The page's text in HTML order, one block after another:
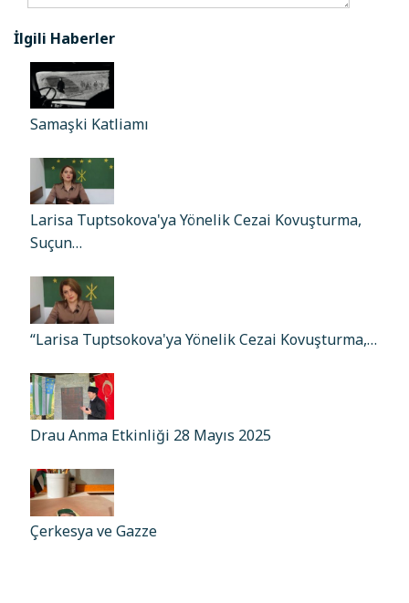
İlgili Haberler
Samaşki Katliamı
Larisa Tuptsokova'ya Yönelik Cezai Kovuşturma,
Suçun…
“Larisa Tuptsokova'ya Yönelik Cezai Kovuşturma,…
Drau Anma Etkinliği 28 Mayıs 2025
Çerkesya ve Gazze